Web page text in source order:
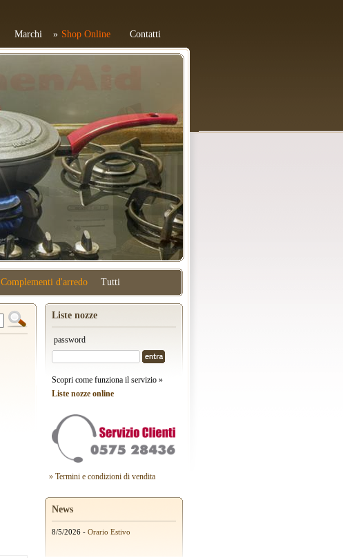
Marchi Shop Online Contatti
Complementi d'arredo Tutti
Liste nozze
password
Scopri come funziona il servizio »
Liste nozze online
» Termini e condizioni di vendita
News
8/5/2026 - Orario Estivo